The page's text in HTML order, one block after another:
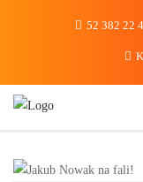
52 382 22